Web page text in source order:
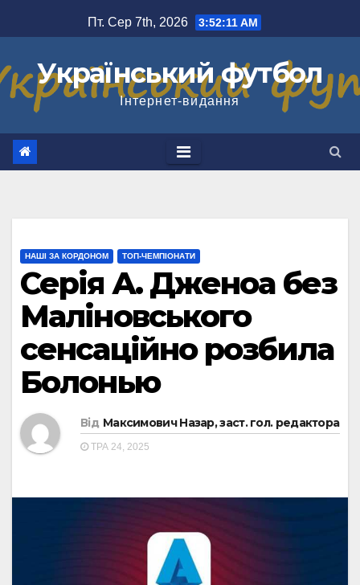
до
Пт. Сер 7th, 2026 3:52:12 AM
Український футбол
Інтернет-видання
НАШІ ЗА КОРДОНОМ ТОП-ЧЕМПІОНАТИ
Серія А. Дженоа без
Маліновського
сенсаційно розбила
Болонью
Від Максимович Назар, заст. гол. редактора
ТРА 24, 2025